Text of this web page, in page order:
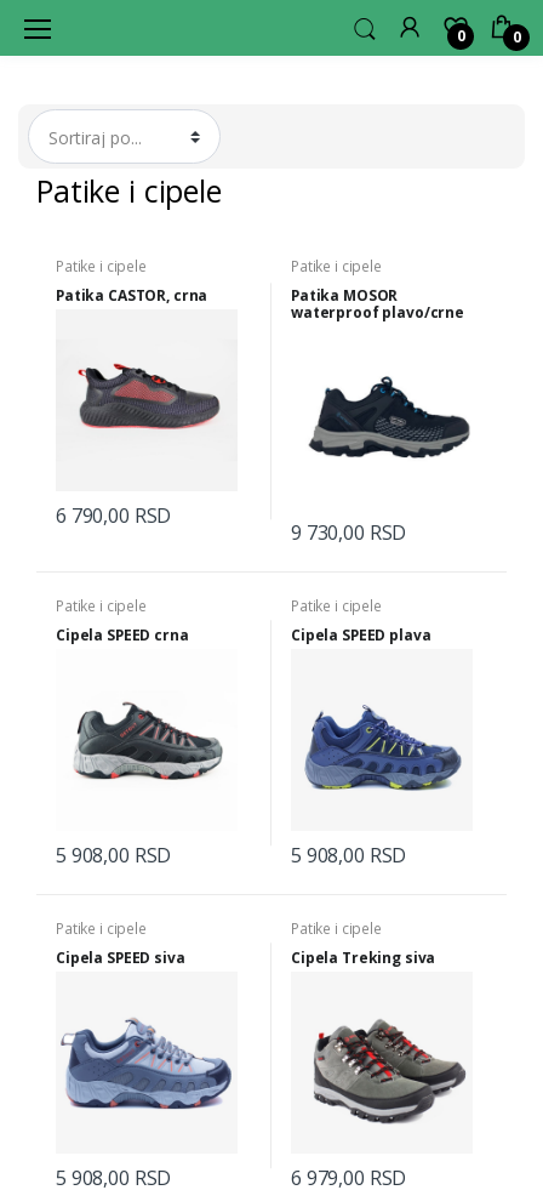
LAGERHUB
0 0
Patike i cipele
Patike i cipele
Patika CASTOR, crna
6 790,00 RSD
Patike i cipele
Patika MOSOR
waterproof plavo/crne
9 730,00 RSD
Patike i cipele
Cipela SPEED crna
5 908,00 RSD
Patike i cipele
Cipela SPEED plava
5 908,00 RSD
Patike i cipele
Cipela SPEED siva
5 908,00 RSD
Patike i cipele
Cipela Treking siva
6 979,00 RSD